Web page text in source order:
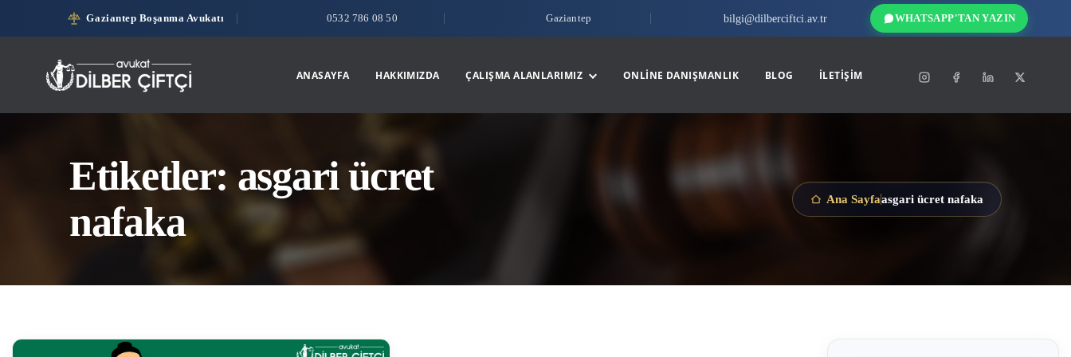
Gaziantep Boşanma Avukatı 0532 786 08 50 Gaziantep bilgi@dilberciftci.av.tr WHATSAPP'TAN YAZIN
ANASAYFA HAKKIMIZDA ÇALIŞMA ALANLARIMIZ ONLINE DANIŞMANLIK BLOG İLETIŞIM
Etiketler: asgari ücret
nafaka
Ana Sayfaasgari ücret nafaka